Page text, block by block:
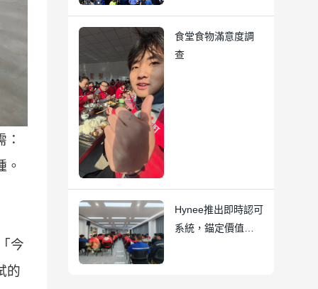
。
今
的
品！
食堂食物滿意度調
查
Hynee推出即時認可
系統，錨定價值實